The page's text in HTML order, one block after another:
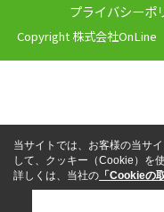
プライバシーポ
Copyright 株式会社
当サイトでは、お客様の当サ
して、クッキー（Cookie）を
詳しくは、当社の 「Cookieの